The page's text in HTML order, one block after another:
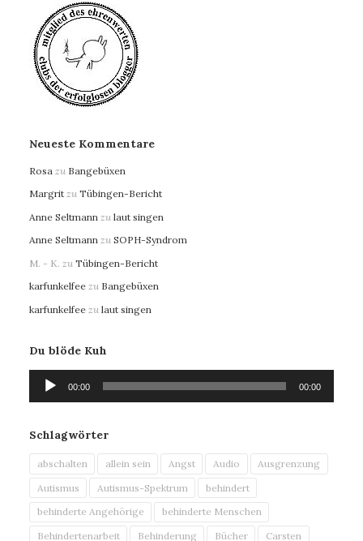
Neueste Kommentare
Rosa zu Bangebüxen
Margrit zu Tübingen-Bericht
Anne Seltmann zu laut singen
Anne Seltmann zu SOPH-Syndrom
M. - K. zu Tübingen-Bericht
karfunkelfee zu Bangebüxen
karfunkelfee zu laut singen
Du blöde Kuh
Audio-
Player
00:00 00:00
Schlagwörter
abschalten allein sein Angst Audio
Ausgrenzung
Autismus
Autismus-Spektrum
behindert
behinderte Angehörige
behinderte Menschen
Behindertenarbeit
Behinderung Bücher Carsten